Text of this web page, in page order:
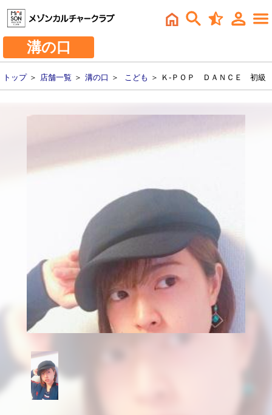
溝の口
トップ＞ 店舗一覧 ＞ 溝の口 ＞ こども ＞ Ｋ-ＰＯＰ ＤＡＮＣＥ 初級